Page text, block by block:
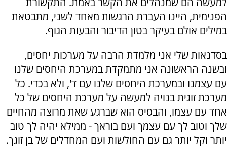
הפנימית, היינו העברת הרגשות מאחד לשני, מתבטאת
במילים אולם בעיקר בטון הדיבור והבעות הגוף.
בסדנאות שלי אני מלמדת הרבה על מערכות יחסים,
ובשנה הראשונה אני מתמקדת במערכת היחסים שלנו
עם עצמנו ובמערכת היחסים שלנו עם ד', ולא בכדי. כל
מערכת זוגית בנויה למעשה על מערכת היחסים של כל
אחד עם עצמו, והבסיס הוא שברגע שאת מרוצה מהחיים
שלך וטוב לך עם עצמך ועם בוראך - ממילא יהיה לך טוב
יותר וקל יותר גם עם החולשות ועם המחדלים של בן זוגך.